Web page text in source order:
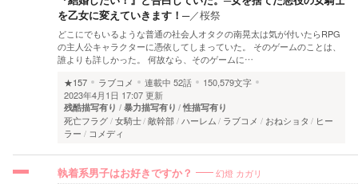
を乙女に変えていきます！─／桜祭
どこにでもいるような普通の社会人オタクの南晃太は気が付いたらRPG
の主人公キャラクターに憑依してしまっていた。 そのゲームのことは、
誰よりも詳しかった。 何故なら、そのゲームに…
★157
ラブコメ 連載中 52話
150,579文字
2023年4月1日 17:07 更新
残酷描写有り 暴力描写有り 性描写有り
死亡フラグ 女騎士 敵幹部 ハーレム ラブコメ おねショタ
ヒー
ラー
コメディ
執着系男子はお好きですか？ 幻燈 カガリ